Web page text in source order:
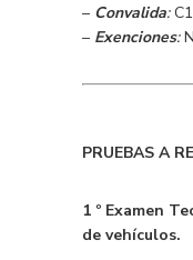
– Convalida:
– Exenciones:
PRUEBAS A
1 º Examen
de vehículos.